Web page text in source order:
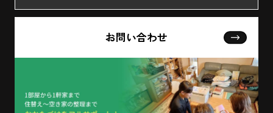
お問い合わせ